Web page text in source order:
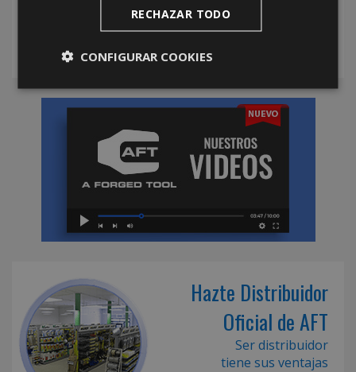
Hazte Distribuidor
Oficial de AFT
Ser distribuidor
tiene sus ventajas
RECHAZAR TODO
CONFIGURAR COOKIES